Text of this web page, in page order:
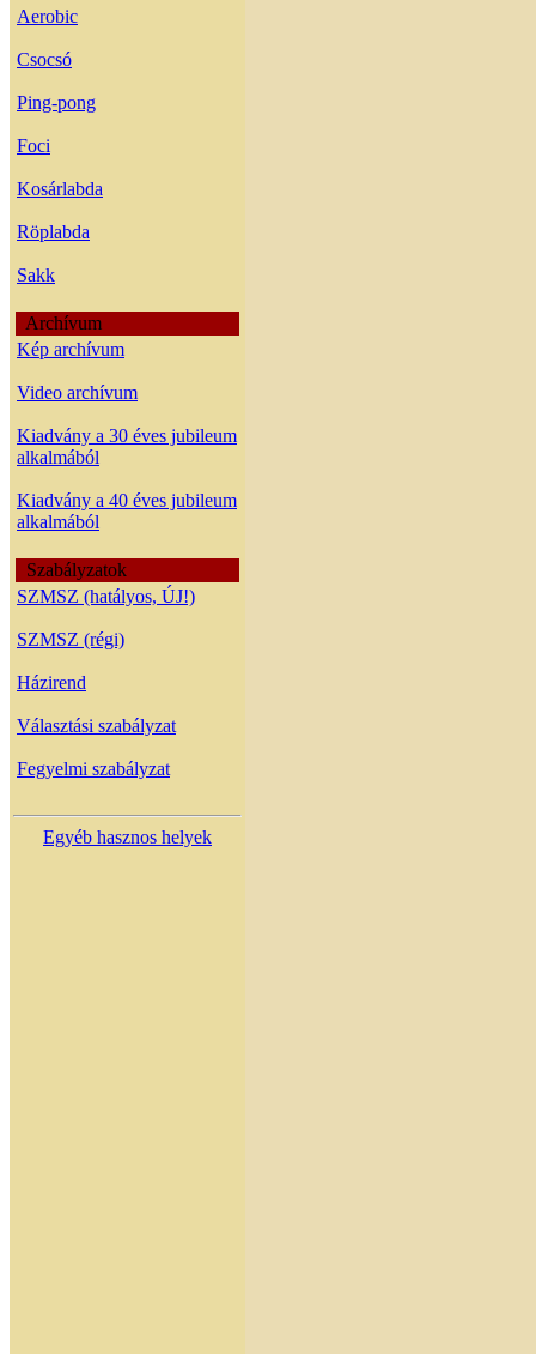
Aerobic
Csocsó
Ping-pong
Foci
Kosárlabda
Röplabda
Sakk
Archívum
Kép archívum
Video archívum
Kiadvány a 30 éves jubileum
alkalmából
Kiadvány a 40 éves jubileum
alkalmából
Szabályzatok
SZMSZ (hatályos, ÚJ!)
SZMSZ (régi)
Házirend
Választási szabályzat
Fegyelmi szabályzat
Egyéb hasznos helyek